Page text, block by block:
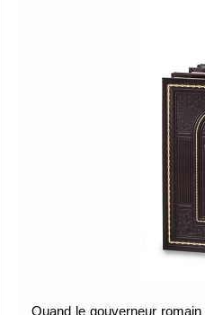
Quand le gouverneur